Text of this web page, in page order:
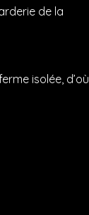
de la
isolée, d’où